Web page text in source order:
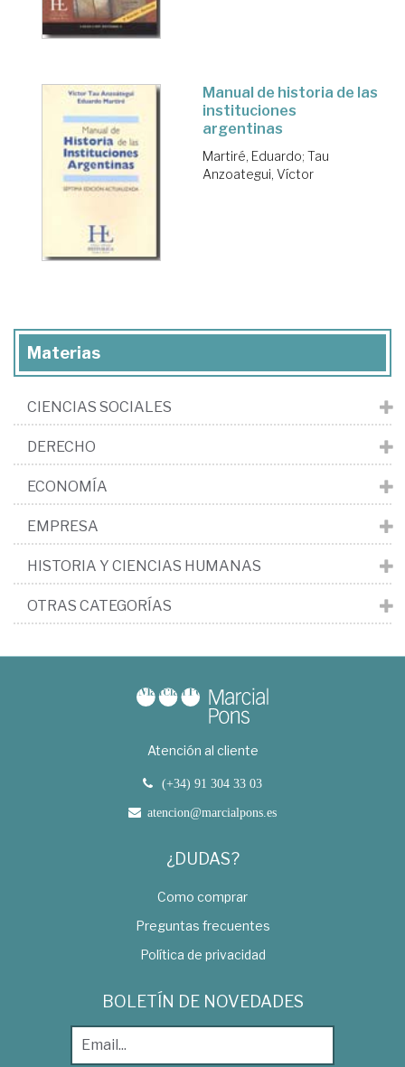
Manual de historia de las
instituciones
argentinas
Martiré, Eduardo; Tau
Anzoategui, Víctor
Materias
CIENCIAS SOCIALES
DERECHO
ECONOMÍA
EMPRESA
HISTORIA Y CIENCIAS HUMANAS
OTRAS CATEGORÍAS
Atención al cliente
(+34) 91 304 33 03
atencion@marcialpons.es
¿DUDAS?
Como comprar
Preguntas frecuentes
Política de privacidad
BOLETÍN DE NOVEDADES